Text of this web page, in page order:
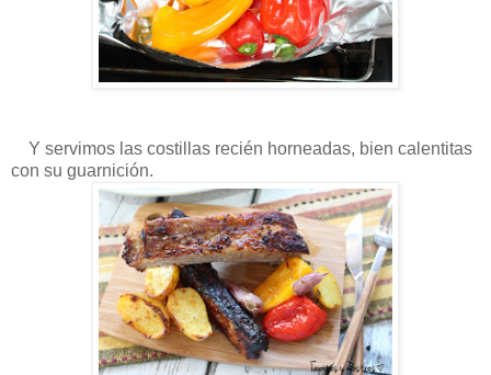
Y servimos las costillas recién horneadas, bien calentitas
con su guarnición.